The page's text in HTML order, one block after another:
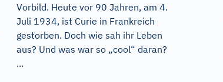
Vorbild. Heute vor 90 Jahren, am 4.
Juli 1934, ist Curie in Frankreich
gestorben. Doch wie sah ihr Leben
aus? Und was war so „cool“ daran?
...